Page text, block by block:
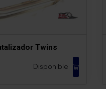
Twins
Disponible